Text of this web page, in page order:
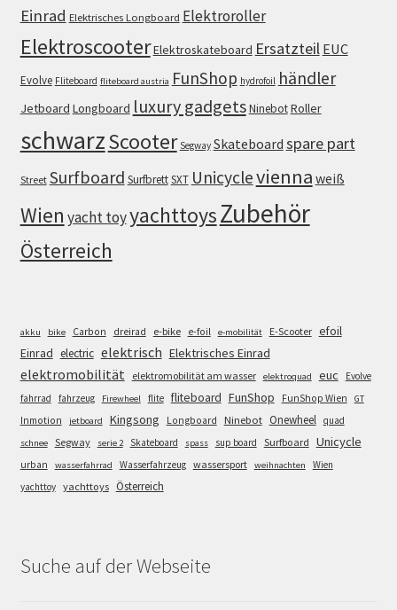
Einrad Elektrisches Longboard Elektroroller
ElektroscooterElektroskateboard Ersatzteil EUC
Evolve Fliteboard fliteboard austria FunShop hydrofoil händler
Jetboard Longboard luxury gadgetsNinebotRoller
schwarzScooter Segway Skateboard spare part
Street Surfboard SurfbrettSXT Unicyclevienna weiß
Wien yacht toyyachttoysZubehör
Österreich
akku bike Carbon dreirad e-bike e-foil e-mobilität E-Scooter efoil
Einrad electric elektrisch Elektrisches Einrad
elektromobilität elektromobilität am wasser elektroquad euc
Evolve
fahrrad
fahrzeug Firewheel flite fliteboard FunShop FunShop Wien GT
Inmotion jetboard Kingsong Longboard Ninebot Onewheel quad
schnee Segway serie 2 Skateboard spass sup board Surfboard Unicycle
urban wasserfahrrad Wasserfahrzeug wassersport weihnachten
Wien
yachttoy yachttoys Österreich
Suche auf der Webseite